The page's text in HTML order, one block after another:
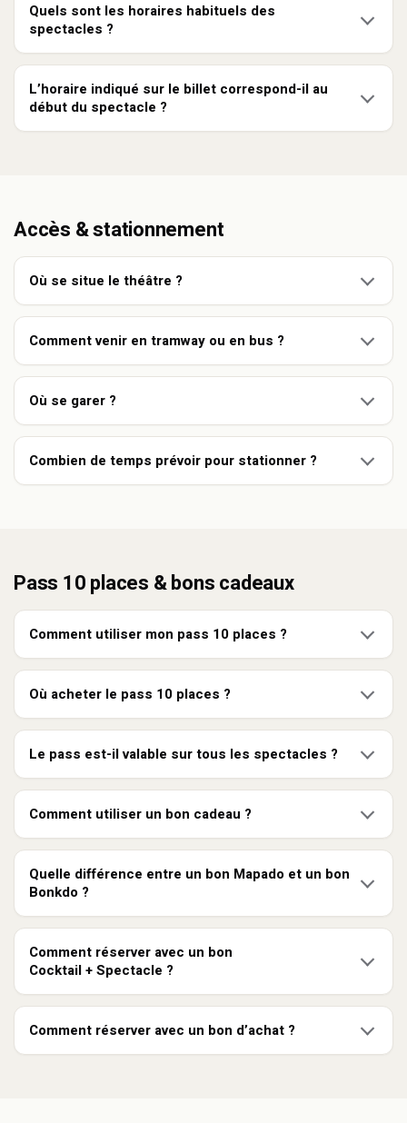
Quels sont les horaires habituels des
spectacles ?
L’horaire indiqué sur le billet correspond-il au
début du spectacle ?
Accès & stationnement
Où se situe le théâtre ?
Comment venir en tramway ou en bus ?
Où se garer ?
Combien de temps prévoir pour stationner ?
Pass 10 places & bons cadeaux
Comment utiliser mon pass 10 places ?
Où acheter le pass 10 places ?
Le pass est-il valable sur tous les spectacles ?
Comment utiliser un bon cadeau ?
Quelle différence entre un bon Mapado et un bon
Bonkdo ?
Comment réserver avec un bon
Cocktail + Spectacle ?
Comment réserver avec un bon d’achat ?